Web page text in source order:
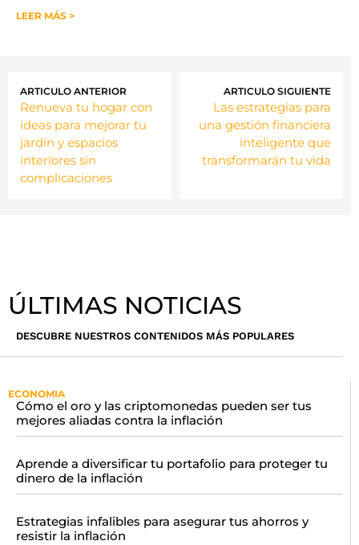
LEER MÁS >
ARTICULO ANTERIOR
Renueva tu hogar con
ideas para mejorar tu
jardín y espacios
interiores sin
complicaciones
ARTICULO SIGUIENTE
Las estrategias para
una gestión financiera
inteligente que
transformarán tu vida
ÚLTIMAS NOTICIAS
DESCUBRE NUESTROS CONTENIDOS MÁS POPULARES
ECONOMIA
Cómo el oro y las criptomonedas pueden ser tus
mejores aliadas contra la inflación
Aprende a diversificar tu portafolio para proteger tu
dinero de la inflación
Estrategias infalibles para asegurar tus ahorros y
resistir la inflación